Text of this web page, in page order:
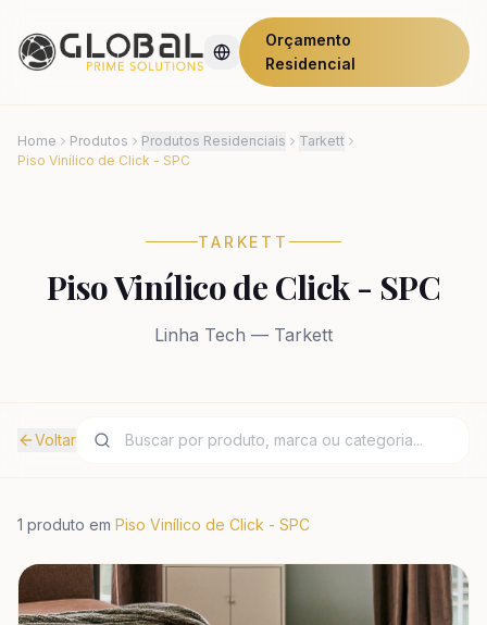
Orçamento
Residencial
Home Produtos Produtos Residenciais
Tarkett
Piso Vinílico de Click - SPC
TARKETT
Piso Vinílico de Click - SPC
Linha Tech — Tarkett
Voltar
1 produto em Piso Vinílico de Click - SPC